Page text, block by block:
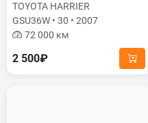
TOYOTA HARRIER
GSU36W • 30 • 2007
72 000 км
2 500₽